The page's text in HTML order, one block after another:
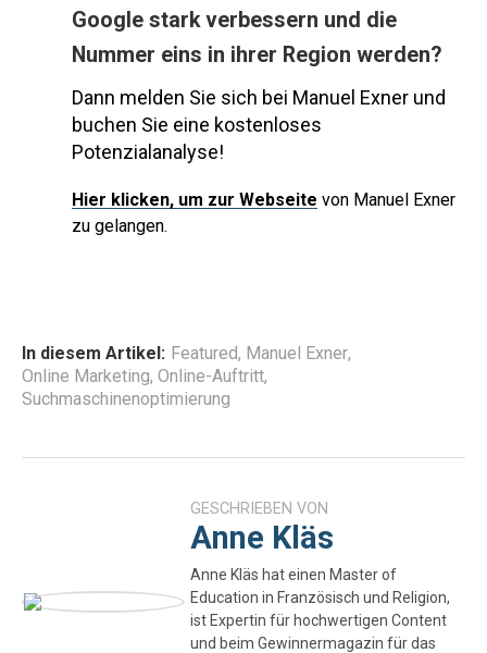
Google stark verbessern und die
Nummer eins in ihrer Region werden?
Dann melden Sie sich bei Manuel Exner und
buchen Sie eine kostenloses
Potenzialanalyse!
Hier klicken, um zur Webseite von Manuel Exner
zu gelangen.
In diesem Artikel: Featured, Manuel Exner,
Online Marketing, Online-Auftritt,
Suchmaschinenoptimierung
GESCHRIEBEN VON
Anne Kläs
Anne Kläs hat einen Master of
Education in Französisch und Religion,
ist Expertin für hochwertigen Content
und beim Gewinnermagazin für das